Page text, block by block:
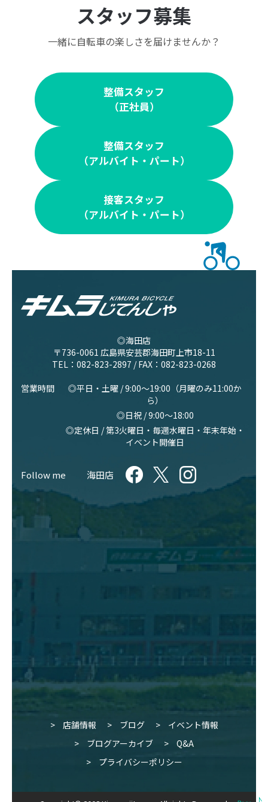
スタッフ募集
一緒に自転車の楽しさを届けませんか？
整備スタッフ
（正社員）
整備スタッフ
（アルバイト・パート）
接客スタッフ
（アルバイト・パート）
◎海田店
〒736-0061 広島県安芸郡海田町上市18-11
TEL： 082-823-2897 / FAX：082-823-0268
営業時間
◎平日・土曜 / 9:00〜19:00（月曜のみ11:00か
ら）
◎日祝 / 9:00〜18:00
◎定休日 / 第3火曜日・毎週水曜日・年末年始・
イベント開催日
Follow me 海田店
店舗情報 ブログ
イベント情報
ブログアーカイブ
Q&A
プライバシーポリシー